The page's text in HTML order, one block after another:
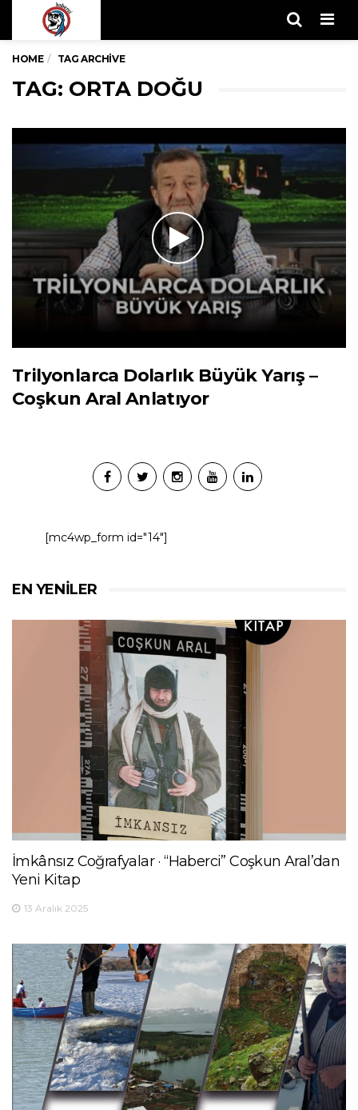
HOME TAG ARCHIVE
TAG: ORTA DOĞU
Trilyonlarca Dolarlık Büyük Yarış –
Coşkun Aral Anlatıyor
[mc4wp_form id="14"]
EN YENILER
İmkânsız Coğrafyalar · “Haberci” Coşkun Aral’dan
Yeni Kitap
13 Aralık 2025